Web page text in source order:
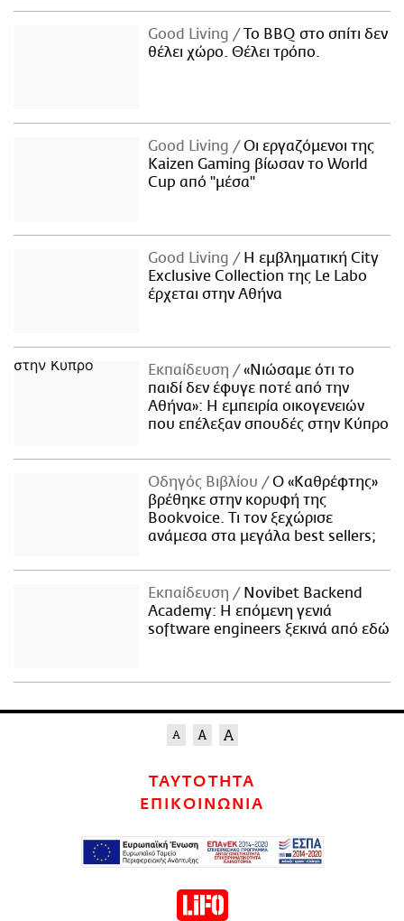
Good Living
Το BBQ στο σπίτι δεν
θέλει χώρο. Θέλει τρόπο.
Good Living
Οι εργαζόμενοι της
Kaizen Gaming βίωσαν το World
Cup από "μέσα"
Good Living
Η εμβληματική City
Exclusive Collection της Le Labo
έρχεται στην Αθήνα
Εκπαίδευση
«Νιώσαμε ότι το
παιδί δεν έφυγε ποτέ από την
Αθήνα»: Η εμπειρία οικογενειών
που επέλεξαν σπουδές στην Κύπρο
Οδηγός Βιβλίου
Ο «Καθρέφτης»
βρέθηκε στην κορυφή της
Bookvoice. Τι τον ξεχώρισε
ανάμεσα στα μεγάλα best sellers;
Εκπαίδευση
Novibet Backend
Academy: Η επόμενη γενιά
software engineers ξεκινά από εδώ
ΤΑΥΤΟΤΗΤΑ
ΕΠΙΚΟΙΝΩΝΙΑ